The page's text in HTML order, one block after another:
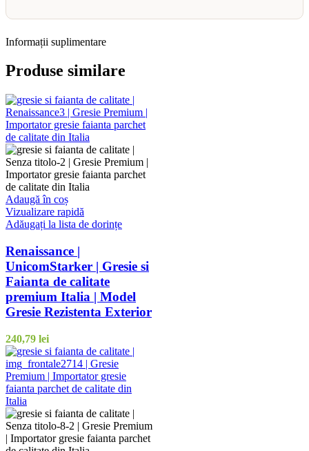
Informații suplimentare
Produse similare
Adaugă în coș
Vizualizare rapidă
Adăugați la lista de dorințe
Renaissance |
UnicomStarker | Gresie si
Faianta de calitate
premium Italia | Model
Gresie Rezistenta Exterior
240,79 lei